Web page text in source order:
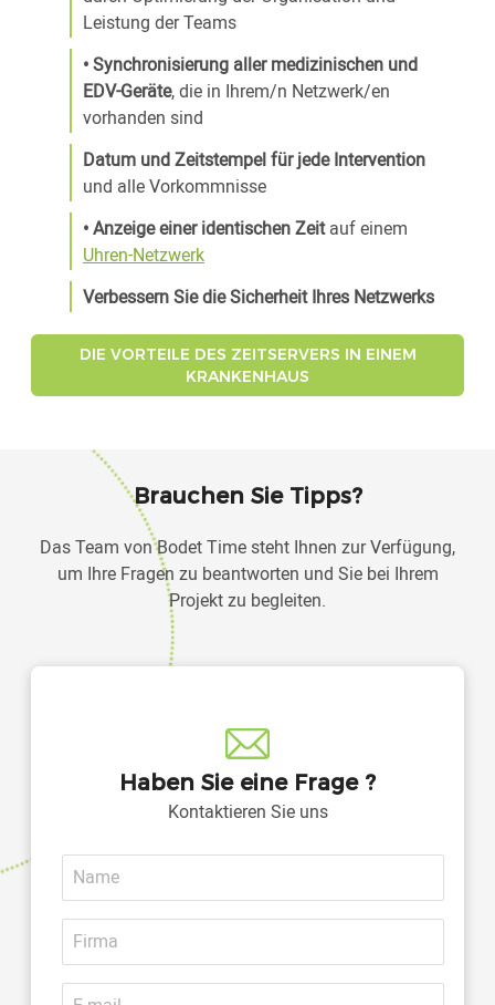
Leistung der Teams
• Synchronisierung aller medizinischen und
EDV-Geräte, die in Ihrem/n Netzwerk/en
vorhanden sind
Datum und Zeitstempel für jede Intervention
und alle Vorkommnisse
• Anzeige einer identischen Zeitauf einem
Uhren-Netzwerk
Verbessern Sie die Sicherheit Ihres Netzwerks
DIE VORTEILE DES ZEITSERVERS IN EINEM
KRANKENHAUS
Brauchen Sie Tipps?
Das Team von Bodet Time steht Ihnen zur Verfügung,
um Ihre Fragen zu beantworten und Sie bei Ihrem
Projekt zu begleiten.
Haben Sie eine Frage ?
Kontaktieren Sie uns
Name
Firma
E-